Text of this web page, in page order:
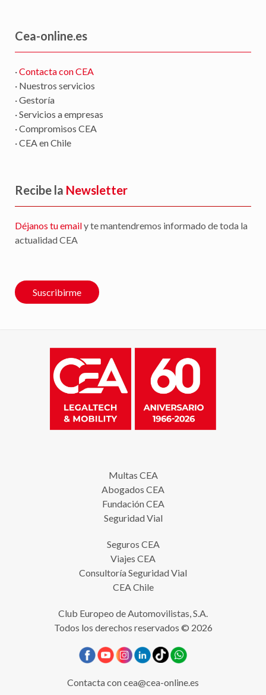
Cea-online.es
·Contacta con CEA
· Nuestros servicios
· Gestoría
· Servicios a empresas
· Compromisos CEA
· CEA en Chile
Recibe la Newsletter
Déjanos tu emaily te mantendremos informado de toda la
actualidad CEA
Suscribirme
Multas CEA
Abogados CEA
Fundación CEA
Seguridad Vial
Seguros CEA
Viajes CEA
Consultoría Seguridad Vial
CEA Chile
Club Europeo de Automovilistas, S.A.
Todos los derechos reservados © 2026
Contacta concea@cea-online.es